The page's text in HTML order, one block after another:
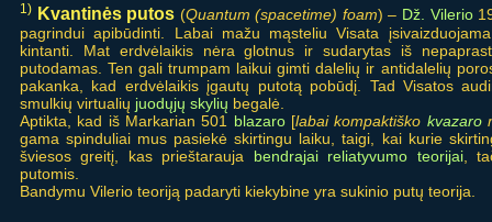
1) Kvantinės putos (Quantum (spacetime) foam) – Dž. Vilerio
pagrindui apibūdinti. Labai mažu mąsteliu Visata
kintanti. Mat erdvėlaikis nėra glotnus ir sudarytas iš
putodamas. Ten gali trumpam laikui gimti dalelių ir antidalelių
pakanka, kad erdvėlaikis įgautų putotą pobūdį. Tad Visatos
smulkių virtualių juodųjų skylių begalė.
Aptikta, kad iš Markarian 501 blazaro[labai kompaktiško kvazaro
gama spinduliai mus pasiekė skirtingu laiku, taigi, kai kurie
šviesos greitį, kas prieštarauja bendrajai reliatyvumo teorijai,
putomis.
Bandymu Vilerio teoriją padaryti kiekybine yra sukinio putų teorija.